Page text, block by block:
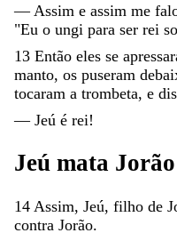
— Assim e assim me
"Eu o ungi para ser rei
13 Então eles se
manto, os puseram
tocaram a trombeta, e
— Jeú é rei!
Jeú mata Jorão
14 Assim, Jeú, filho de
contra Jorão.